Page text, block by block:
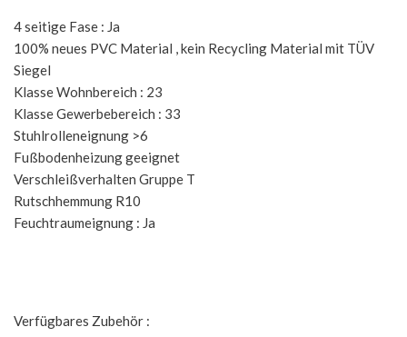
4 seitige Fase : Ja
100% neues PVC Material , kein Recycling Material mit TÜV
Siegel
Klasse Wohnbereich : 23
Klasse Gewerbebereich : 33
Stuhlrolleneignung >6
Fußbodenheizung geeignet
Verschleißverhalten Gruppe T
Rutschhemmung R10
Feuchtraumeignung : Ja
Verfügbares Zubehör :